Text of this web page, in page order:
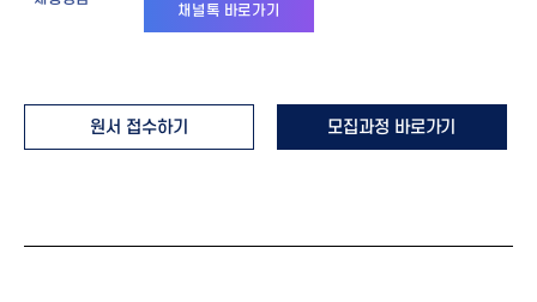
채널톡 바로가기
원서 접수하기 모집과정 바로가기